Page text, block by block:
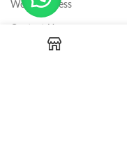
Woman Dress
Latest News